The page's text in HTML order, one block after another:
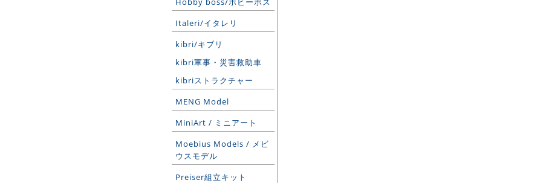
Italeri/イタレリ
kibri/キブリ
kibri軍事・災害救助車
kibriストラクチャー
MENG Model
MiniArt / ミニアート
Moebius Models / メビ
ウスモデル
Preiser組立キット